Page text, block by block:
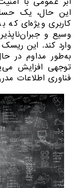
این حال، یک
کاربری ویژه‌ای که
وسیع و
وارد کند. این
به‌طور مداوم در
توجهی افزایش
فناوری اطلاعات